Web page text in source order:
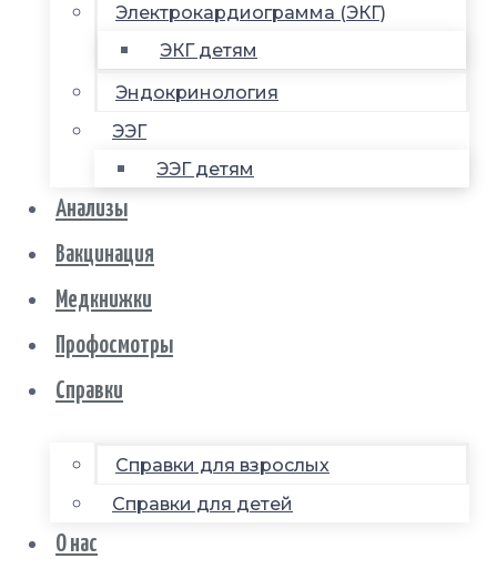
Электрокардиограмма (ЭКГ)
ЭКГ детям
Эндокринология
ЭЭГ
ЭЭГ детям
Анализы
Вакцинация
Медкнижки
Профосмотры
Справки
Справки для взрослых
Справки для детей
О нас